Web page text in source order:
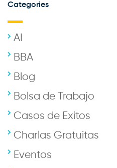
Categories
AI
BBA
Blog
Bolsa de Trabajo
Casos de Exitos
Charlas Gratuitas
Eventos